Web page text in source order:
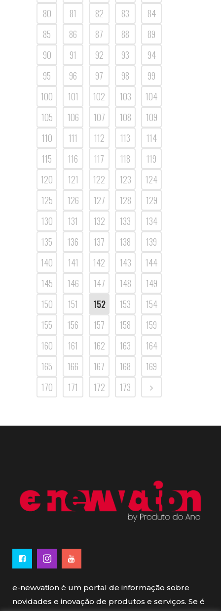
80
81 82 83
84
85
86 87 88
89
90
91 92 93
94
95
96 97 98
99
100
101 102 103
104
105
106 107 108
109
110
111 112 113
114
115
116 117 118
119
120
121 122 123
124
125
126 127 128
129
130
131 132 133
134
135
136 137 138
139
140
141 142 143
144
145
146 147 148
149
150
151 152 153
154
155
156 157 158
159
160
161 162 163
164
165
166 167 168
169
170
171 172 173
e-newvation é um portal de informação sobre
novidades e inovação de produtos e serviços. Se é